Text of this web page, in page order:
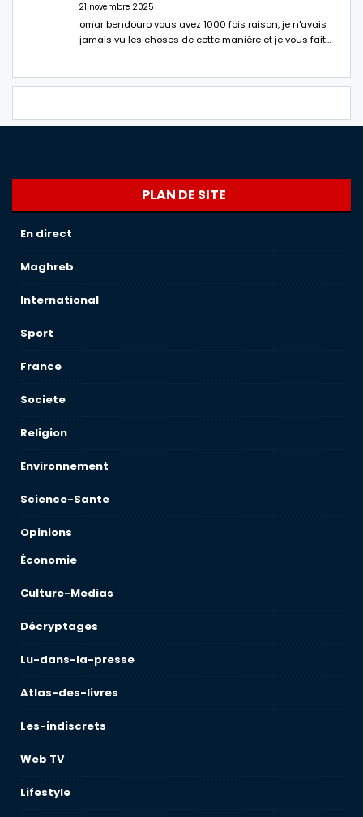
21 novembre 2025
omar bendouro vous avez 1000 fois raison, je n'avais
jamais vu les choses de cette manière et je vous fait…
PLAN DE SITE
En direct
Maghreb
International
Sport
France
Societe
Religion
Environnement
Science-Sante
Opinions
Économie
Culture-Medias
Décryptages
Lu-dans-la-presse
Atlas-des-livres
Les-indiscrets
Web TV
Lifestyle